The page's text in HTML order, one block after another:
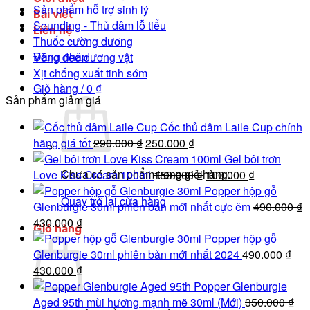
Bài viết
Liên hệ
Đăng nhập
Giỏ hàng /0 ₫
Chưa có sản phẩm trong giỏ hàng.
Quay trở lại cửa hàng
Giỏ hàng
Sản phẩm hỗ trợ sinh lý
Sounding - Thủ dâm lỗ tiểu
Thuốc cường dương
Vòng đeo dương vật
Xịt chống xuất tinh sớm
Sản phẩm giảm giá
Cốc thủ dâm Laile Cup chính
hãng giá tốt290.000₫Giá
gốc
là:
290.000 ₫.
250.000 ₫Giá
hiện
tại
là:
250.000 ₫.
Gel bôi trơn
Love Kiss Cream 100ml150.000₫Giá
gốc
là:
100.000 ₫Giá
hiện
tại
100.000 ₫.
Popper hộp gỗ
Glenburgie 30ml phiên bản mới nhất cực êm490.000₫
Giá
gốc
là:
490.000 ₫.
430.000₫Giá
hiện
tại
là:
430.000 ₫.
Popper hộp gỗ
Glenburgie 30ml phiên bản mới nhất 2024490.000₫
Giá
gốc
là:
430.000 ₫Giá
hiện
tại
Popper Glenburgie
Aged 95th mùi hương mạnh mẽ 30ml (Mới) 350.000₫